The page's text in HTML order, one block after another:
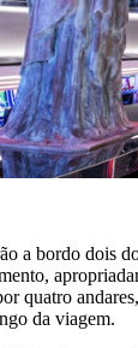
a bordo dois
quatro
da viagem.